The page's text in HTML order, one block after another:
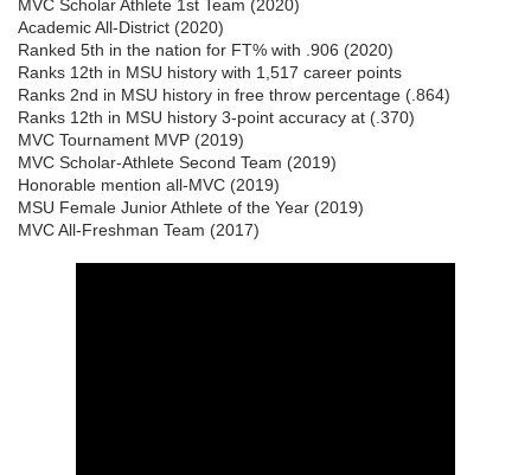
MVC Scholar Athlete 1st Team (2020)
Academic All-District (2020)
Ranked 5th in the nation for FT% with .906 (2020)
Ranks 12th in MSU history with 1,517 career points
Ranks 2nd in MSU history in free throw percentage (.864)
Ranks 12th in MSU history 3-point accuracy at (.370)
MVC Tournament MVP (2019)
MVC Scholar-Athlete Second Team (2019)
Honorable mention all-MVC (2019)
MSU Female Junior Athlete of the Year (2019)
MVC All-Freshman Team (2017)